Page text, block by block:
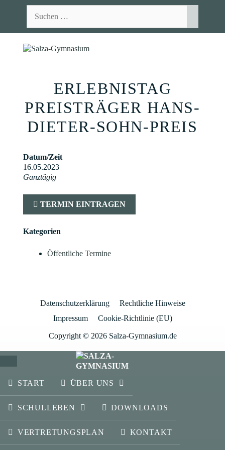
nach:
ERLEBNISTAG
PREISTRÄGER HANS-
DIETER-SOHN-PREIS
Datum/Zeit
16.05.2023
Ganztägig
TERMIN EINTRAGEN
Kategorien
Öffentliche Termine
Datenschutzerklärung
Rechtliche Hinweise
Impressum
Cookie-Richtlinie (EU)
Copyright © 2026 Salza-Gymnasium.de
SCHLIESSEN
START
ÜBER UNS
SCHULLEBEN DOWNLOADS
VERTRETUNGSPLAN KONTAKT